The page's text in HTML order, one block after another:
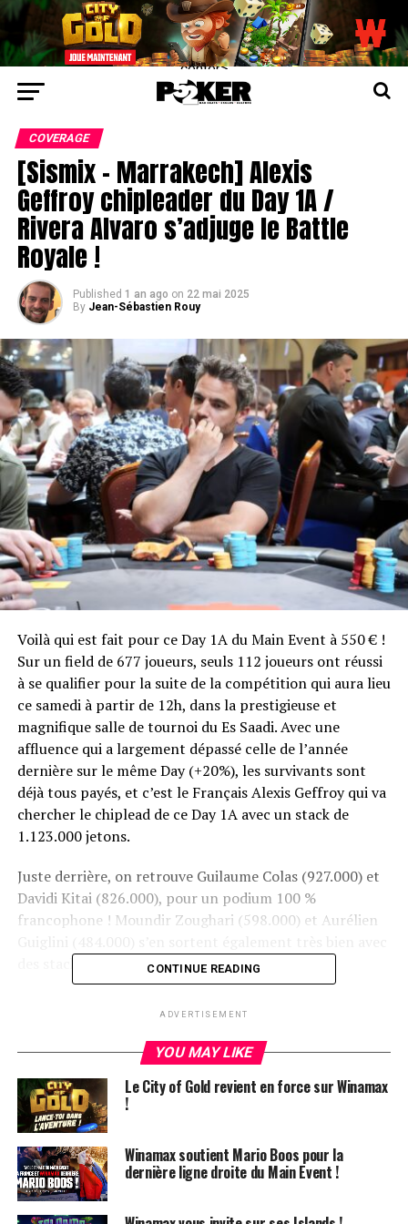
center>
COVERAGE
[Sismix – Marrakech] Alexis
Geffroy chipleader du Day 1A /
Rivera Alvaro s’adjuge le Battle
Royale !
Published 1 an ago on 22 mai 2025
By Jean-Sébastien Rouy
Voilà qui est fait pour ce Day 1A du Main Event à 550 € !
Sur un field de 677 joueurs, seuls 112 joueurs ont réussi
à se qualifier pour la suite de la compétition qui aura lieu
ce samedi à partir de 12h, dans la prestigieuse et
magnifique salle de tournoi du Es Saadi. Avec une
affluence qui a largement dépassé celle de l’année
dernière sur le même Day (+20%), les survivants sont
déjà tous payés, et c’est le Français Alexis Geffroy qui va
chercher le chiplead de ce Day 1A avec un stack de
1.123.000 jetons.
Juste derrière, on retrouve Guilaume Colas (927.000) et
Davidi Kitai (826.000), pour un podium 100 %
francophone ! Moundir Zoughari (598.000) et Aurélien
des stacks au-dessus de l’average.
CONTINUE READING
ADVERTISEMENT
YOU MAY LIKE
Le City of Gold revient en force sur Winamax
!
Winamax soutient Mario Boos pour la
dernière ligne droite du Main Event !